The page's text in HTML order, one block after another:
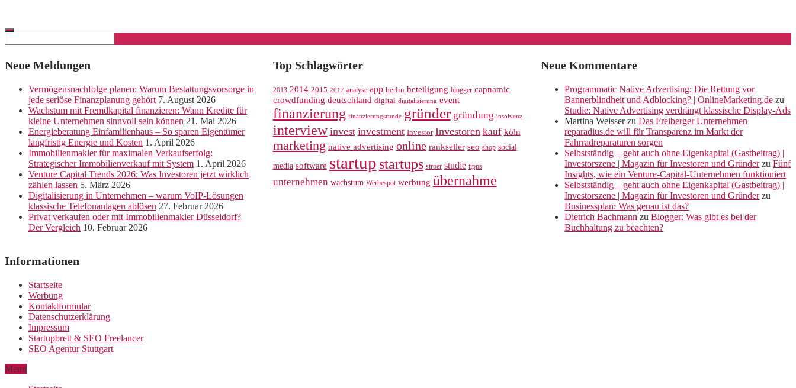
Neue Meldungen
Vermögensnachfolge planen: Warum Bestattungsvorsorge in
jede seriöse Finanzplanung gehört 7. August 2026
Wachstum mit Fremdkapital finanzieren: Wann Kredite für
kleine Unternehmen sinnvoll sein können 21. Mai 2026
Energieberatung Einfamilienhaus – So sparen Eigentümer
langfristig Energie und Kosten 1. April 2026
Immobilienmakler für maximalen Verkaufserfolg:
Strategischer Immobilienverkauf mit System 1. April 2026
Venture Capital Trends 2026: Was Investoren jetzt wirklich
zählen lassen 5. März 2026
Digitalisierung in Unternehmen – warum VoIP-Lösungen
klassische Telefonanlagen ablösen 27. Februar 2026
Privat verkaufen oder mit Immobilienmakler Düsseldorf?
Der Vergleich 10. Februar 2026
Top Schlagwörter
2013 2014 2015 2017 analyse app berlin beteiligung blogger capnamic
crowdfunding deutschland digital digitalisierung event
finanzierung finanzierungsrunde gründer gründung insolvenz
interview invest investment Investor Investoren kauf köln
marketing native advertising online rankseller seo shop social
media software startup startups ströer studie tipps
unternehmen wachstum Werbespot werbung übernahme
Neue Kommentare
Programmatic Native Advertising: Die Rettung vor
Bannerblindheit und Adblocking? | OnlineMarketing.de zu
Studie: Native Advertising verdrängt klassische Display-Ads
Martina WeisserzuDas Freiberger Unternehmen
reparadius.de will für Transparenz im Markt der
Fahrradreparaturen sorgen
Selbstständig – geht auch ohne Eigenkapital (Gastbeitrag) |
Investorszene | Magazin für Investoren und GründerzuFünf
Insights, wie ein Venture-Capital-Unternehmen funktioniert
Selbstständig – geht auch ohne Eigenkapital (Gastbeitrag) |
Investorszene | Magazin für Investoren und Gründerzu
Businessplan: Was genau ist das?
Dietrich Bachmann zuBlogger: Was gibt es bei der
Buchhaltung zu beachten?
Informationen
Startseite
Werbung
Kontaktformular
Datenschutzerklärung
Impressum
Startupbrett & SEO Freelancer
SEO Agentur Stuttgart
Menu